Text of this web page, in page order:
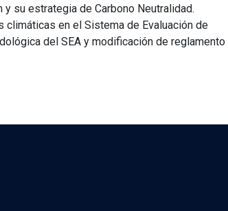
su estrategia de Carbono Neutralidad.
en el Sistema de Evaluación de
del SEA y modificación de reglamento